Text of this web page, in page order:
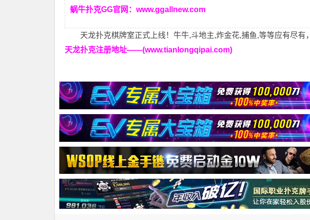
蜗牛扑克GG官网： www.ggallnew.com
天龙扑克棋牌室正式上线！牛牛,斗地主,炸金花,捕鱼,等等应有尽有，
天龙扑克注册地址——(www.tianlongqipai.com)